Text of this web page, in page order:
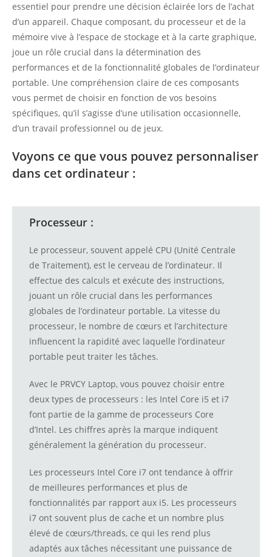
essentiel pour prendre une décision éclairée lors de l’achat
d’un appareil. Chaque composant, du processeur et de la
mémoire vive à l’espace de stockage et à la carte graphique,
joue un rôle crucial dans la détermination des
performances et de la fonctionnalité globales de l’ordinateur
portable. Une compréhension claire de ces composants
vous permet de choisir en fonction de vos besoins
spécifiques, qu’il s’agisse d’une utilisation occasionnelle,
d’un travail professionnel ou de jeux.
Voyons ce que vous pouvez personnaliser
dans cet ordinateur :
Processeur :
Le processeur, souvent appelé CPU (Unité Centrale
de Traitement), est le cerveau de l’ordinateur. Il
effectue des calculs et exécute des instructions,
jouant un rôle crucial dans les performances
globales de l’ordinateur portable. La vitesse du
processeur, le nombre de cœurs et l’architecture
influencent la rapidité avec laquelle l’ordinateur
portable peut traiter les tâches.
Avec le PRVCY Laptop, vous pouvez choisir entre
deux types de processeurs : les Intel Core i5 et i7
font partie de la gamme de processeurs Core
d’Intel. Les chiffres après la marque indiquent
généralement la génération du processeur.
Les processeurs Intel Core i7 ont tendance à offrir
de meilleures performances et plus de
fonctionnalités par rapport aux i5. Les processeurs
i7 ont souvent plus de cache et un nombre plus
élevé de cœurs/threads, ce qui les rend plus
adaptés aux tâches nécessitant une puissance de